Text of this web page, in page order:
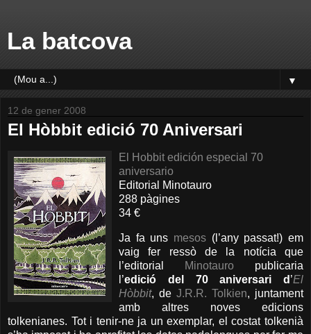
La batcova
▼
12 de gener 2008
El Hòbbit edició 70 Aniversari
El Hobbit edición especial 70
aniversario
Editorial Minotauro
288 pàgines
34 €
Ja fa uns mesos (l’any passat!) em
vaig fer ressò de la notícia que
l’editorial
Minotauro publicaria
l’edició del 70 aniversari d ’El
Hòbbit, de J.R.R. Tolkien, juntament
amb altres noves edicions
tolkenianes. Tot i tenir-ne ja un exemplar, el costat tolkenià